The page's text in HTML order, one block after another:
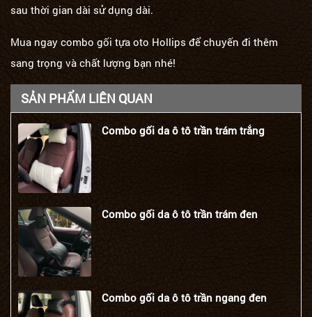
sau thời gian dài sử dụng dài.
Mua ngay combo gối tựa oto Hollips để chuyến đi thêm
sang trọng và chất lượng bạn nhé!
SẢN PHẨM LIÊN QUAN
Combo gối da ô tô trần trám trắng
Combo gối da ô tô trần trám đen
Combo gối da ô tô trần ngang đen